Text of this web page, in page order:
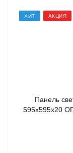
ХИТ АКЦИЯ
Панель
595х595х20